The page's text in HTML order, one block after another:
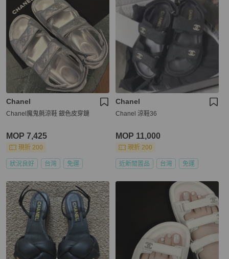
Chanel
Chanel魔鬼氈涼鞋 銀色皮穿鏈
MOP 7,425
現折 200
狀況良好 台灣 免運
Chanel
Chanel 涼鞋36
MOP 11,000
現折 200
近新閒置品 台灣 免運